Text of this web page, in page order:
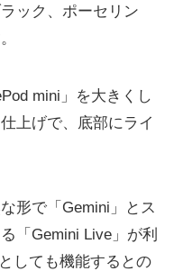
ック、ポーセリン
mini」を大きくし
上げで、底部にライ
形で「Gemini」とス
「Gemini Live」が利
しても機能するとの